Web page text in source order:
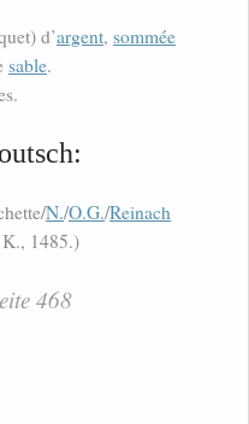
d’argent, sommée
sable.
N./O.G./Reinach
K., 1485.)
468